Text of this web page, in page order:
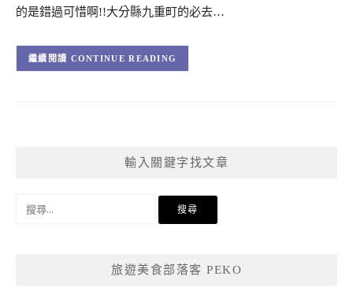
的是錯過可惜啊!!大分縣九重町的必去…
CONTINUE READING
輸入關鍵字找文章
旅遊美食部落客 PEKO